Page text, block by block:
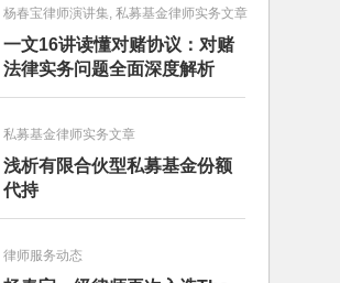
杨春宝律师演讲集, 私募基金律师实务文章
一文16讲读懂对赌协议：对赌
法律实务问题全面深度解析
私募基金律师实务文章
浅析有限合伙型私募基金份额
代持
律师服务动态